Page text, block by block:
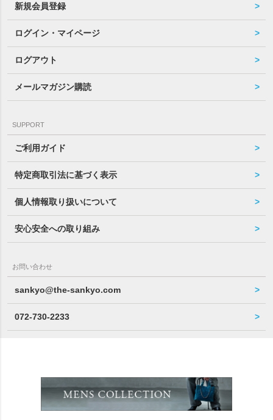
新規会員登録
ログイン・マイページ
ログアウト
メールマガジン購読
SUPPORT
ご利用ガイド
特定商取引法に基づく表示
個人情報取り扱いについて
安心安全への取り組み
お問い合わせ
sankyo@the-sankyo.com
072-730-2233